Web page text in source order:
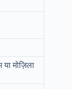
मोज़िला